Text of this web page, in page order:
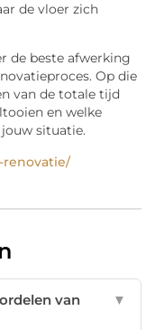
de vloer zich
de beste afwerking
Op die
van de totale tijd
en welke
situatie.
renovatie/
van
▼